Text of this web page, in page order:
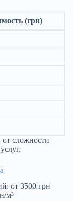
(грн)
от сложности
от 3500 грн
м³